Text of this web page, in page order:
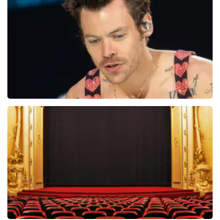
5618+reviews
BEKIJKEN
Harry Styles